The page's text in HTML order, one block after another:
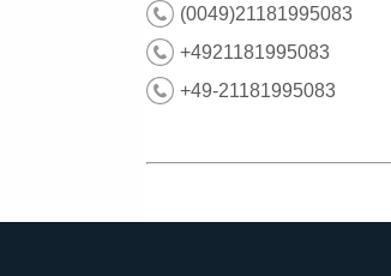
(0049)21181995083
+4921181995083
+49-21181995083